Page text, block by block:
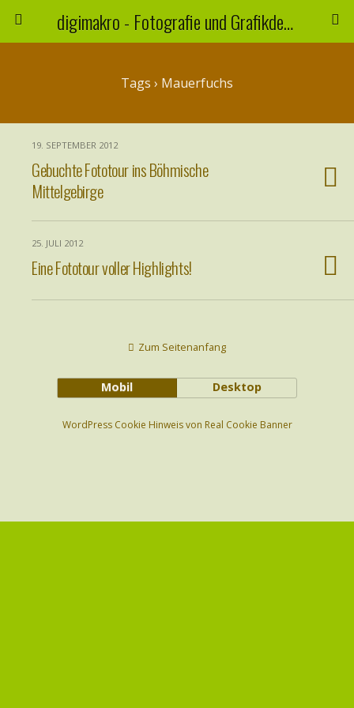
digimakro - Fotografie und Grafikdesign
Tags › Mauerfuchs
19. SEPTEMBER 2012
Gebuchte Fototour ins Böhmische
Mittelgebirge
25. JULI 2012
Eine Fototour voller Highlights!
Zum Seitenanfang
Mobil Desktop
WordPress Cookie Hinweis von Real Cookie Banner